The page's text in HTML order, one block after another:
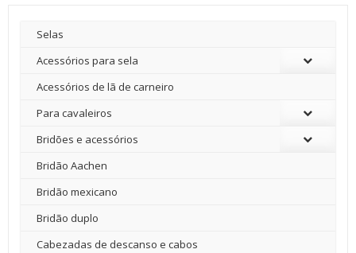
Selas
Acessórios para sela
Acessórios de lã de carneiro
Para cavaleiros
Bridões e acessórios
Bridão Aachen
Bridão mexicano
Bridão duplo
Cabezadas de descanso e cabos